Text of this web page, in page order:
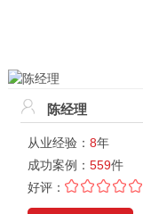
陈经理
从业经验： 8年
成功案例： 559件
好评：